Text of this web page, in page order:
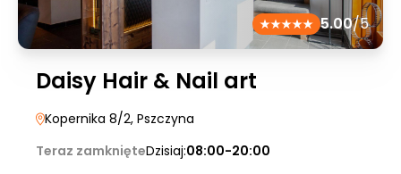
5.00/5
Daisy Hair & Nail art
Kopernika 8/2, Pszczyna
Teraz zamknięteDzisiaj:08:00-20:00